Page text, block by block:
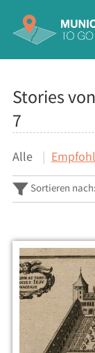
Stories
7
Alle
Sortieren nach: